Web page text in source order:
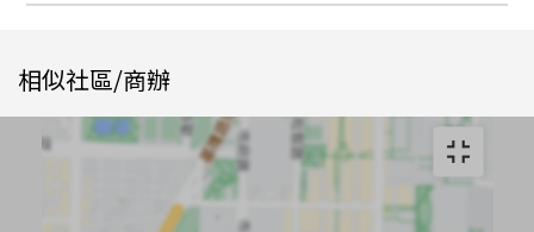
相似社區/商辦